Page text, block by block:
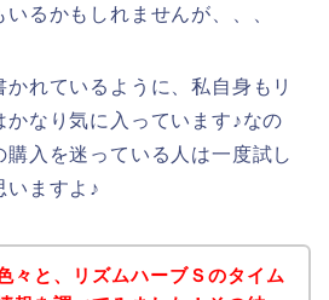
るかもしれませんが、、、
れているように、私自身もリ
かなり気に入っています♪なの
入を迷っている人は一度試し
いますよ♪
々と、リズムハーブＳのタイム